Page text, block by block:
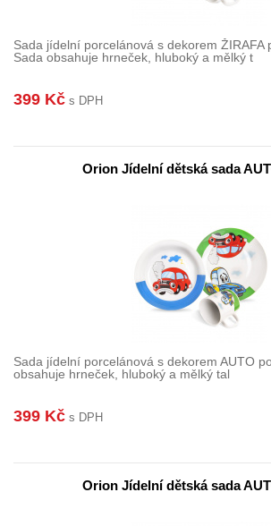
Sada jídelní porcelánová s dekorem ŽIRAFA
Sada obsahuje hrneček, hluboký a mělký t
399 Kč s DPH
Orion Jídelní dětská sada
Sada jídelní porcelánová s dekorem AUTO
obsahuje hrneček, hluboký a mělký tal
399 Kč s DPH
Orion Jídelní dětská sada